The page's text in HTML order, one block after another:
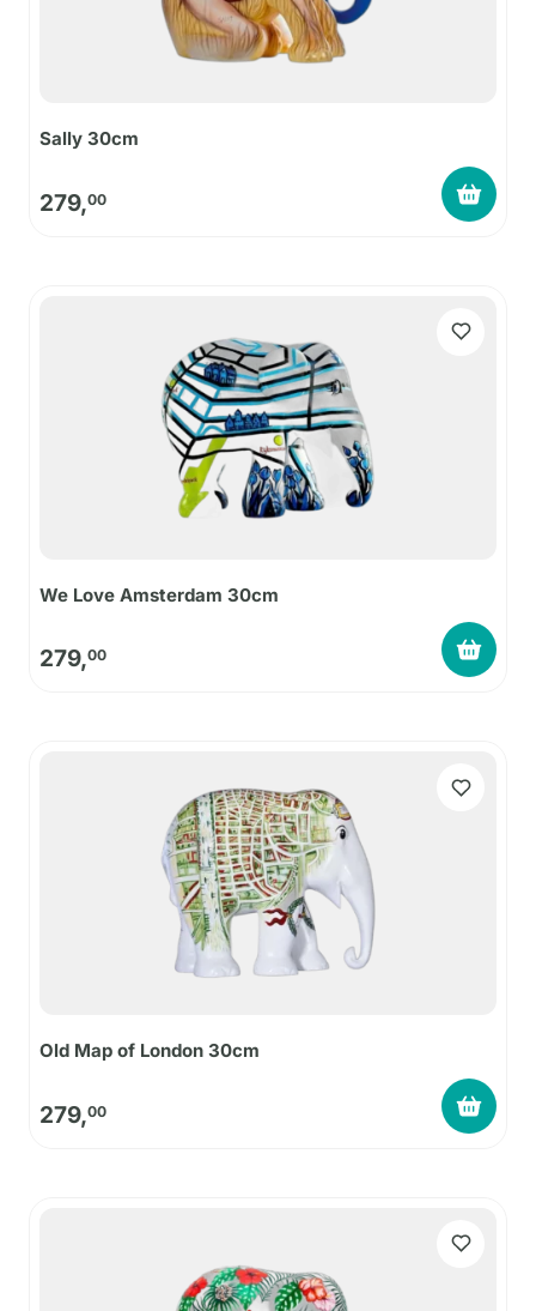
Sally 30cm
279,00
We Love Amsterdam 30cm
279,00
Old Map of London 30cm
279,00